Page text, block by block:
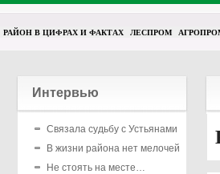
РАЙОН В ЦИФРАХ И ФАКТАХ ЛЕСПРОМ
Интервью
Связала судьбу с Устьянами
В жизни района нет мелочей
Не стоять на месте…